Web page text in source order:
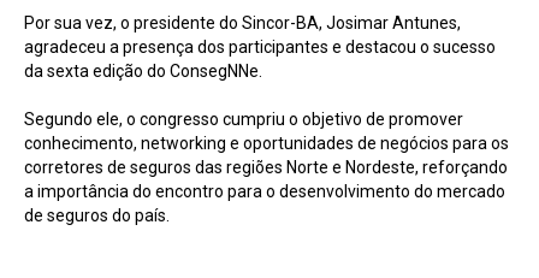
Por sua vez, o presidente do Sincor-BA, Josimar Antunes,
agradeceu a presença dos participantes e destacou o sucesso
da sexta edição do ConsegNNe.
Segundo ele, o congresso cumpriu o objetivo de promover
conhecimento, networking e oportunidades de negócios para os
corretores de seguros das regiões Norte e Nordeste, reforçando
a importância do encontro para o desenvolvimento do mercado
de seguros do país.